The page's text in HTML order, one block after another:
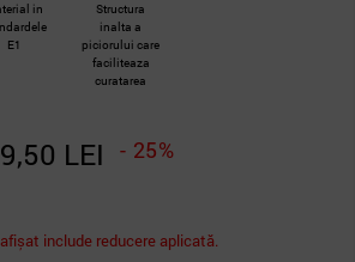
in
E1
Structura
inalta a
piciorului care
faciliteaza
curatarea
LEI - 25%
include reducere aplicată.